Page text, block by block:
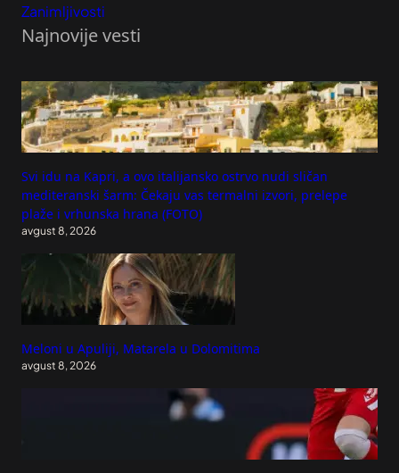
Zanimljivosti
Najnovije vesti
Svi idu na Kapri, a ovo italijansko ostrvo nudi sličan
mediteranski šarm: Čekaju vas termalni izvori, prelepe
plaže i vrhunska hrana (FOTO)
avgust 8, 2026
Meloni u Apuliji, Matarela u Dolomitima
avgust 8, 2026